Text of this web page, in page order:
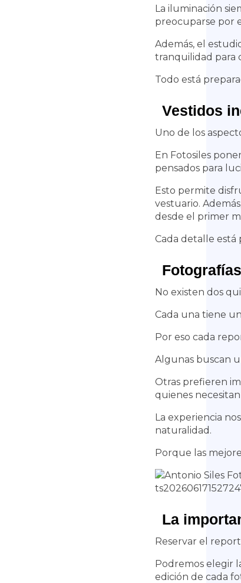
La iluminación
preocuparse por
Además, el
tranquilidad para
Todo está
Vestidos
Uno de los
En Fotosiles
pensados para
Esto permite
vestuario.
desde el primer
Cada detalle
No existen dos
Cada una tiene
Por eso cada
Algunas buscan
Otras prefieren
quienes
La experiencia
naturalidad.
Porque las
La
Reservar el
Podremos elegir
edición de cada